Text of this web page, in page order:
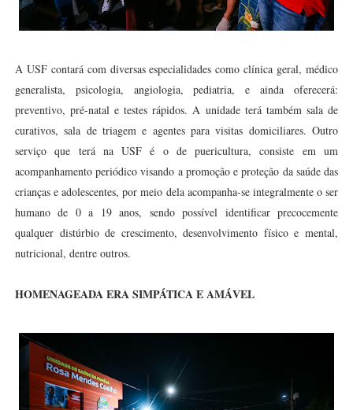
A USF contará com diversas especialidades como clínica geral, médico
generalista, psicologia, angiologia, pediatria, e ainda oferecerá:
preventivo, pré-natal e testes rápidos. A unidade terá também sala de
curativos, sala de triagem e agentes para visitas domiciliares. Outro
serviço que terá na USF é o de puericultura, consiste em um
acompanhamento periódico visando a promoção e proteção da saúde das
crianças e adolescentes, por meio dela acompanha-se integralmente o ser
humano de 0 a 19 anos, sendo possível identificar precocemente
qualquer distúrbio de crescimento, desenvolvimento físico e mental,
nutricional, dentre outros.
HOMENAGEADA ERA SIMPÁTICA E AMÁVEL